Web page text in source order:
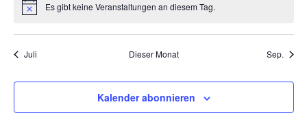
HinweisEs gibt keine Veranstaltungen an diesem Tag.
Juli Dieser Monat Sep.
Kalender abonnieren